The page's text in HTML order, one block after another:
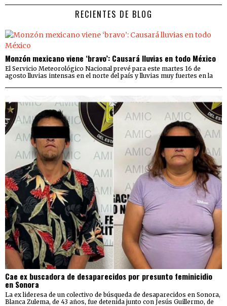
RECIENTES DE BLOG
Monzón mexicano viene ‘bravo’: Causará lluvias en todo México
El Servicio Meteorológico Nacional prevé para este martes 16 de
agosto lluvias intensas en el norte del país y lluvias muy fuertes en la
Cae ex buscadora de desaparecidos por presunto feminicidio
en Sonora
La ex lideresa de un colectivo de búsqueda de desaparecidos en Sonora,
Blanca Zulema, de 43 años, fue detenida junto con Jesús Guillermo, de